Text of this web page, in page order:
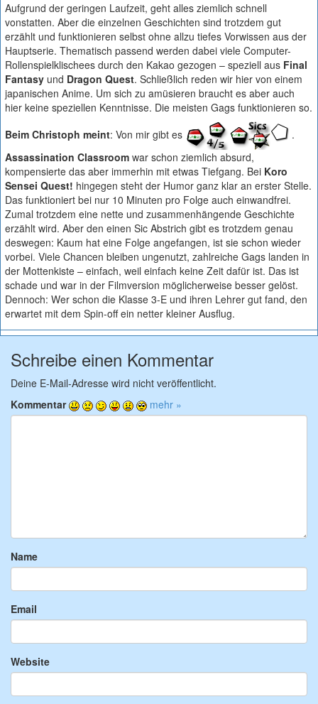
Aufgrund der geringen Laufzeit, geht alles ziemlich schnell
vonstatten. Aber die einzelnen Geschichten sind trotzdem gut
erzählt und funktionieren selbst ohne allzu tiefes Vorwissen aus der
Hauptserie. Thematisch passend werden dabei viele Computer-
Rollenspielklischees durch den Kakao gezogen – speziell aus Final
Fantasy und Dragon Quest. Schließlich reden wir hier von einem
japanischen Anime. Um sich zu amüsieren braucht es aber auch
hier keine speziellen Kenntnisse. Die meisten Gags funktionieren so.
Beim Christoph meint: Von mir gibt es
.
Assassination Classroom war schon ziemlich absurd,
kompensierte das aber immerhin mit etwas Tiefgang. Bei Koro
Sensei Quest! hingegen steht der Humor ganz klar an erster Stelle.
Das funktioniert bei nur 10 Minuten pro Folge auch einwandfrei.
Zumal trotzdem eine nette und zusammenhängende Geschichte
erzählt wird. Aber den einen Sic Abstrich gibt es trotzdem genau
deswegen: Kaum hat eine Folge angefangen, ist sie schon wieder
vorbei. Viele Chancen bleiben ungenutzt, zahlreiche Gags landen in
der Mottenkiste – einfach, weil einfach keine Zeit dafür ist. Das ist
schade und war in der Filmversion möglicherweise besser gelöst.
Dennoch: Wer schon die Klasse 3-E und ihren Lehrer gut fand, den
erwartet mit dem Spin-off ein netter kleiner Ausflug.
Schreibe einen Kommentar
Deine E-Mail-Adresse wird nicht veröffentlicht.
Kommentar
mehr »
Name
Email
Website